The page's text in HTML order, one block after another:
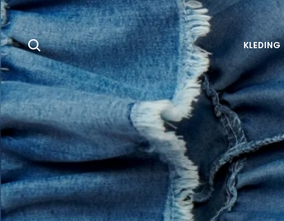
Zoeken KLEDING